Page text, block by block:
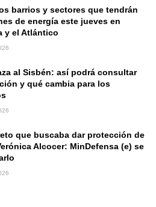
barrios y sectores que tendrán
de energía este jueves en
y el Atlántico
al Sisbén: así podrá consultar
y qué cambia para los
que buscaba dar protección de
Alcocer: MinDefensa (e) se